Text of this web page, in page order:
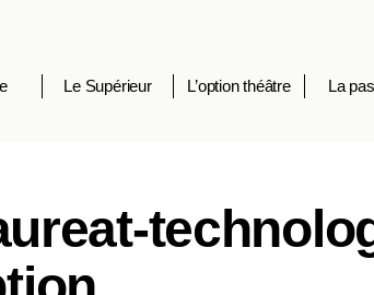
Le Supérieur L’option théâtre La